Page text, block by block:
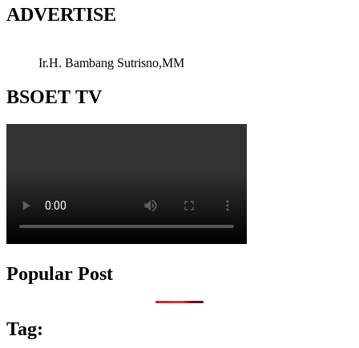
ADVERTISE
Ir.H. Bambang Sutrisno,MM
BSOET TV
Popular Post
Tag: